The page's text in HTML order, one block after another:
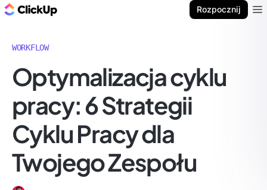
Rozpocznij
WORKFLOW
Optymalizacja cyklu
pracy: 6 Strategii
Cyklu Pracy dla
Twojego Zespołu